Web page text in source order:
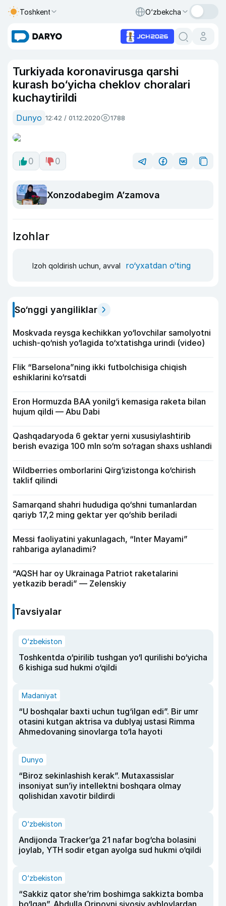
Toshkent O‘zbekcha
Turkiyada koronavirusga qarshi
kurash bo‘yicha cheklov choralari
kuchaytirildi
Dunyo 12:42 / 01.12.2020 1788
0 0
Xonzodabegim A’zamova
Izohlar
Izoh qoldirish uchun, avval ro‘yxatdan o‘ting
So‘nggi yangiliklar
Moskvada reysga kechikkan yo‘lovchilar samolyotni
uchish-qo‘nish yo‘lagida to‘xtatishga urindi (video)
Flik “Barselona”ning ikki futbolchisiga chiqish
eshiklarini ko‘rsatdi
Eron Hormuzda BAA yonilg‘i kemasiga raketa bilan
hujum qildi — Abu Dabi
Qashqadaryoda 6 gektar yerni xususiylashtirib
berish evaziga 100 mln so‘m so‘ragan shaxs ushlandi
Wildberries omborlarini Qirg‘izistonga ko‘chirish
taklif qilindi
Samarqand shahri hududiga qo‘shni tumanlardan
qariyb 17,2 ming gektar yer qo‘shib beriladi
Messi faoliyatini yakunlagach, “Inter Mayami”
rahbariga aylanadimi?
“AQSH har oy Ukrainaga Patriot raketalarini
yetkazib beradi” — Zelenskiy
Tavsiyalar
O‘zbekiston
Toshkentda o‘pirilib tushgan yo‘l qurilishi bo‘yicha
6 kishiga sud hukmi o‘qildi
Madaniyat
“U boshqalar baxti uchun tug‘ilgan edi”. Bir umr
otasini kutgan aktrisa va dublyaj ustasi Rimma
Ahmedovaning sinovlarga to‘la hayoti
Dunyo
“Biroz sekinlashish kerak”. Mutaxassislar
insoniyat sun’iy intellektni boshqara olmay
qolishidan xavotir bildirdi
O‘zbekiston
Andijonda Tracker’ga 21 nafar bog‘cha bolasini
joylab, YTH sodir etgan ayolga sud hukmi o‘qildi
O‘zbekiston
“Sakkiz qator she’rim boshimga sakkizta bomba
bo‘lgan”. Abdulla Oripovni siyosiy ayblovlardan